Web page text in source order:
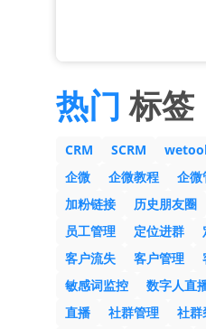
热门 标签
CRM SCRM
企微
企微教程 企微
加粉链接
历史朋友圈
员工管理
定位进群
客户流失
客户管理
敏感词监控
数字人直
直播
社群管理 社群